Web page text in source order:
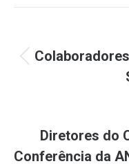
de
Diretores do
Conferência da